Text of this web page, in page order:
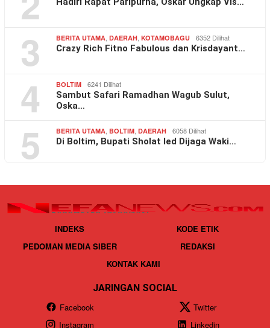
3 BERITA UTAMA DAERAH KOTAMOBAGU 6352 Dilihat
Crazy Rich Fitno Fabulous dan Krisdayant…
4 BOLTIM 6241 Dilihat
Sambut Safari Ramadhan Wagub Sulut,
Oska…
5 BERITA UTAMA BOLTIM DAERAH 6058 Dilihat
Di Boltim, Bupati Sholat Ied Dijaga Waki…
INDEKS
KODE ETIK
PEDOMAN MEDIA SIBER
REDAKSI
KONTAK KAMI
JARINGAN SOCIAL
Facebook
Twitter
Instagram
Linkedin